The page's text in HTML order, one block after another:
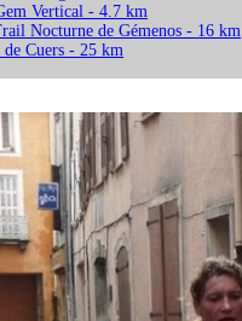
Vertical - 4.7 km
Nocturne de Gémenos - 16 km
de Cuers - 25 km